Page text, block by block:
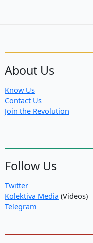
About Us
Know Us
Contact Us
Join the Revolution
Follow Us
Twitter
Kolektiva Media (Videos)
Telegram